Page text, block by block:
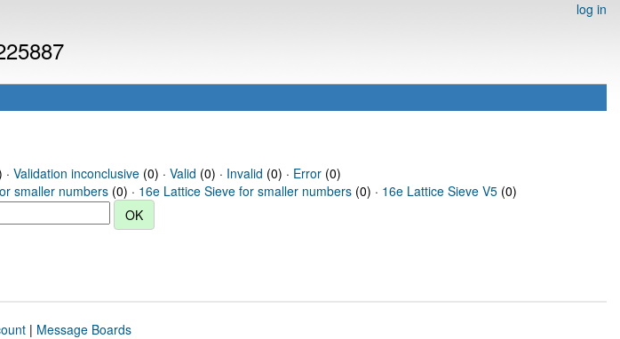
log in
Validation inconclusive(0) · Valid (0) · Invalid (0) · Error(0)
smaller numbers (0) · 16e Lattice Sieve for smaller numbers (0) · 16e Lattice Sieve V5 (0)
| Message Boards